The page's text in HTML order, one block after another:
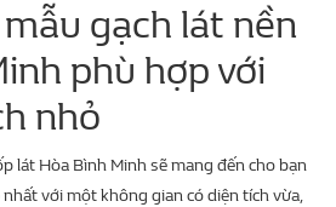
mẫu gạch lát nền
phù hợp với
nhỏ
lát Hòa Bình Minh sẽ mang đến cho bạn
với một không gian có diện tích vừa,